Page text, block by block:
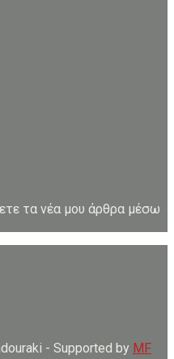
τα νέα μου άρθρα μέσω
- Supported by MF